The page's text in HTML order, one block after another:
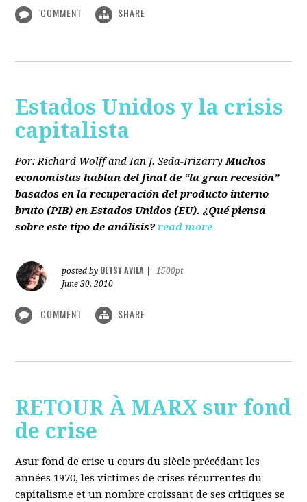
COMMENT SHARE
Estados Unidos y la crisis
capitalista
Por: Richard Wolff and Ian J. Seda-Irizarry Muchos
economistas hablan del final de “la gran recesión”
basados en la recuperación del producto interno
bruto(PIB)en Estados Unidos(EU). ¿Qué piensa
sobre este tipo de análisis? read more
posted by BETSY AVILA
1500pt
June 30, 2010
COMMENT SHARE
RETOUR À MARX sur fond
de crise
Asur fond de crise u cours du siècle précédant les
années 1970, les victimes de crises récurrentes du
capitalisme et un nombre croissant de ses critiques se